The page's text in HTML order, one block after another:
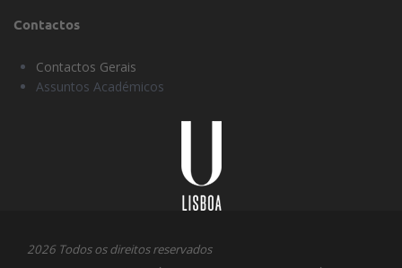
Contactos
Contactos Gerais
Assuntos Académicos
2026 Todos os direitos reservados